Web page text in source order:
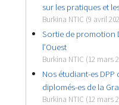
sur les pratiques et
Burkina NTIC (9 avril
Sortie de promotion
l’Ouest
Burkina NTIC (12 mars
Nos étudiant-es DPP
diplomés-es de la
Burkina NTIC (12 mars